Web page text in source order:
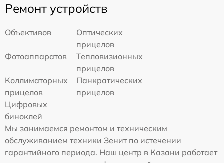
Ремонт устройств
Объективов
Оптических
прицелов
Фотоаппаратов
Тепловизионных
прицелов
Коллиматорных
прицелов
Панкратических
прицелов
Цифровых
биноклей
Мы занимаемся ремонтом и техническим
обслуживанием техники Зенит по истечении
гарантийного периода. Наш центр в Казани работает